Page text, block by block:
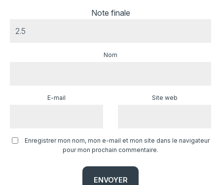
Note finale
Nom
E-mail Site web
Enregistrer mon nom, mon e-mail et mon site dans le navigateur
pour mon prochain commentaire.